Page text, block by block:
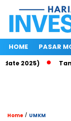
HOME PASAR
2025) Tanpa
Home / UMKM